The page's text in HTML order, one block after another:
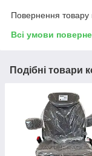
Повернення товару
Всі умови
Подібні товари